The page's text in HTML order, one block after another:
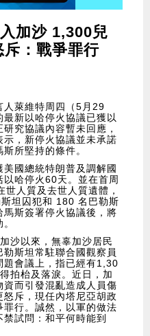
加沙 1,300兒
：戰爭罪行
人萊維特周四（5月29
新以哈停火協議已獲以
究協議內容暫未回應，
，新停火協議並未承諾
所堅持的條件。
國總統特朗普及調解國
哈停火60天。並在首周
人質及去世人質遺體，
坦囚犯和 180 名巴勒斯
斯簽署停火協議後，將
沙以來，無辜加沙居民
斯坦常駐聯合國觀察員
題會議上，指已經有1,30
拍枱及落淚。近日，加
而引發混亂造成人員傷
斥，現任內塔尼亞胡政
行。誠然，以軍的做法
試問：和平何時能到